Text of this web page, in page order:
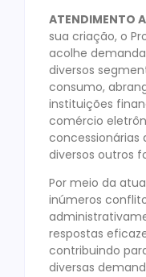
ATENDIMENTO
sua criação, o
acolhe
diversos
consumo,
instituições
comércio
concessionárias
diversos outros
Por meio da
inúmeros
respostas
contribuindo
diversas